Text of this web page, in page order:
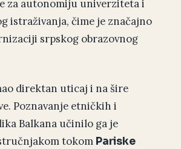
za autonomiju univerziteta i
istraživanja, čime je značajno
srpskog obrazovnog
direktan uticaj i na šire
Poznavanje etničkih i
Balkana učinilo ga je
tokom Pariske